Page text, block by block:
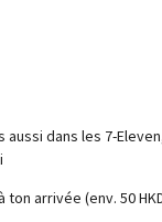
dans les 7-
ton arrivée (env. 50